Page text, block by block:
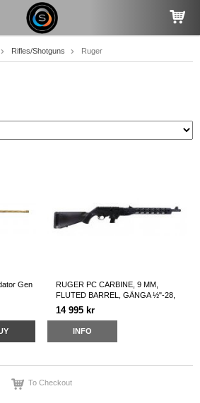
Rifles/Shotguns Ruger
Gen
RUGER PC CARBINE, 9 MM,
FLUTED BARREL, GÄNGA ½"-28,
18,62" PIPA
14 995 kr
INFO
To Checkout